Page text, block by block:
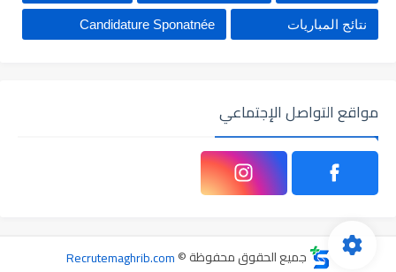
نتائج المباريات Candidature Sponatnée
مواقع التواصل الإجتماعي
جميع الحقوق محفوظة ©Recrutemaghrib.com